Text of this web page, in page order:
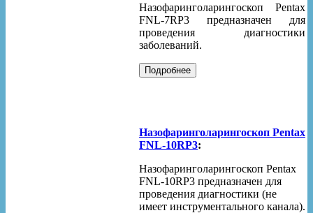
Назофаринголарингоскоп Pentax
FNL-7RP3 предназначен для
проведения диагностики
заболеваний.
Назофаринголарингоскоп Pentax
FNL-10RP3:
Назофаринголарингоскоп Pentax
FNL-10RP3 предназначен для
проведения диагностики (не
имеет инструментального канала).